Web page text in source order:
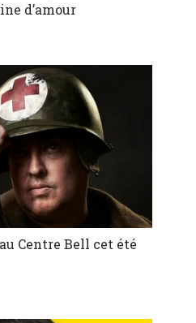
d’amour
Centre Bell cet été